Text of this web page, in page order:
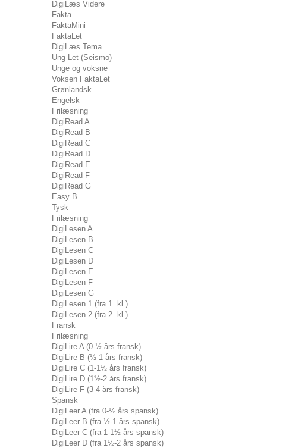
DigiLæs Videre
Fakta
FaktaMini
FaktaLet
DigiLæs Tema
Ung Let (Seismo)
Unge og voksne
Voksen FaktaLet
Grønlandsk
Engelsk
Frilæsning
DigiRead A
DigiRead B
DigiRead C
DigiRead D
DigiRead E
DigiRead F
DigiRead G
Easy B
Tysk
Frilæsning
DigiLesen A
DigiLesen B
DigiLesen C
DigiLesen D
DigiLesen E
DigiLesen F
DigiLesen G
DigiLesen 1 (fra 1. kl.)
DigiLesen 2 (fra 2. kl.)
Fransk
Frilæsning
DigiLire A (0-½ års fransk)
DigiLire B (½-1 års fransk)
DigiLire C (1-1½ års fransk)
DigiLire D (1½-2 års fransk)
DigiLire F (3-4 års fransk)
Spansk
DigiLeer A (fra 0-½ års spansk)
DigiLeer B (fra ½-1 års spansk)
DigiLeer C (fra 1-1½ års spansk)
DigiLeer D (fra 1½-2 års spansk)